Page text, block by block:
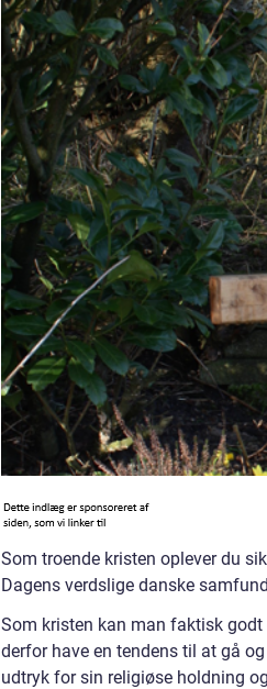
Som troende kristen oplever du
Dagens verdslige danske
Som kristen kan man faktisk
derfor have en tendens til at gå
udtryk for sin religiøse holdning